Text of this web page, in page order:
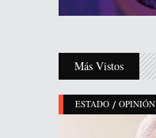
Más Vistos
ESTADO / OPINIÓN